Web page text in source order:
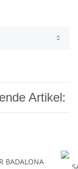
Artikel: